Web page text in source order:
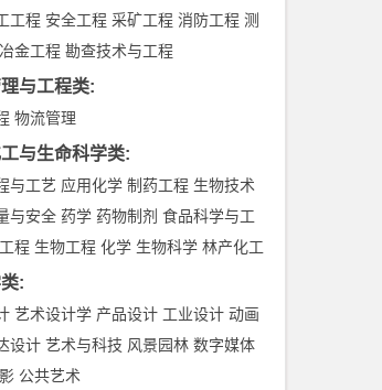
工程 安全工程 采矿工程 消防工程 测
冶金工程 勘查技术与工程
与工程类:
物流管理
与生命科学类:
与工艺 应用化学 制药工程 生物技术
与安全 药学 药物制剂 食品科学与工
程 生物工程 化学 生物科学 林产化工
:
艺术设计学 产品设计 工业设计 动画
设计 艺术与科技 风景园林 数字媒体
公共艺术